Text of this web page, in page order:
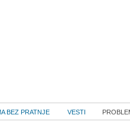
BEZ PRATNJE VESTI